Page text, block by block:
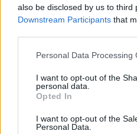
also be disclosed by us to third
Downstream Participants that
Personal Data Processing
I want to opt-out of the
personal data.
Opted In
I want to opt-out of the
Personal Data.